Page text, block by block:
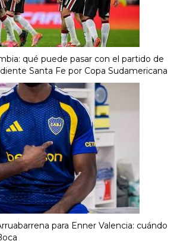
qué puede pasar con el partido de
Santa Fe por Copa Sudamericana
para Enner Valencia: cuándo